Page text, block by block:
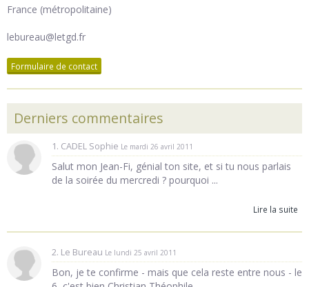
France (métropolitaine)
lebureau@letgd.fr
Formulaire de contact
Derniers commentaires
1. CADEL Sophie Le mardi 26 avril 2011
Salut mon Jean-Fi, génial ton site, et si tu nous parlais
de la soirée du mercredi ? pourquoi ...
Lire la suite
2. Le Bureau Le lundi 25 avril 2011
Bon, je te confirme - mais que cela reste entre nous - le